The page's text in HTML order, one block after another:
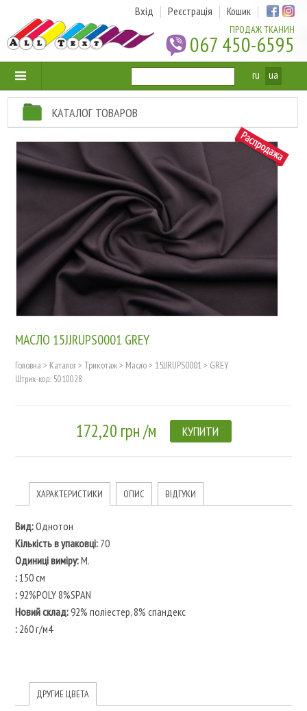
ПРОДАЖ ТКАНИН
067 450-6595
Вхід Реєстрація Кошик
ru ua
КАТАЛОГ ТОВАРОВ
МАСЛО 15JJRUPS0001 GREY
Головна > Каталог> Трикотаж> Масло> 15JJRUPS0001> GREY
Штрих-код: 5010028
172,20 грн /м КУПИТИ
ХАРАКТЕРИСТИКИ ОПИС ВІДГУКИ
Вид:Однотон
Кількість в упаковці:70
Одиниці виміру:M.
:150 см
:92%POLY 8%SPAN
Новий склад:92% поліестер, 8% спандекс
:260 г/м4
ДРУГИЕ ЦВЕТА